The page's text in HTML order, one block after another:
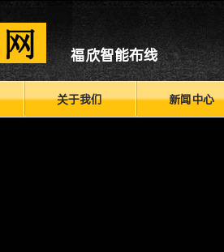
福欣智能布线
关于我们 新闻中心